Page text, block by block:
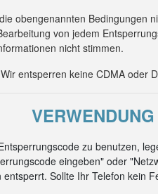
obengenannten Bedingungen
von jedem
nicht stimmen.
entsperren keine CDMA oder
zu benutzen,
eingeben" oder
entsperrt. Sollte Ihr Telefon kein